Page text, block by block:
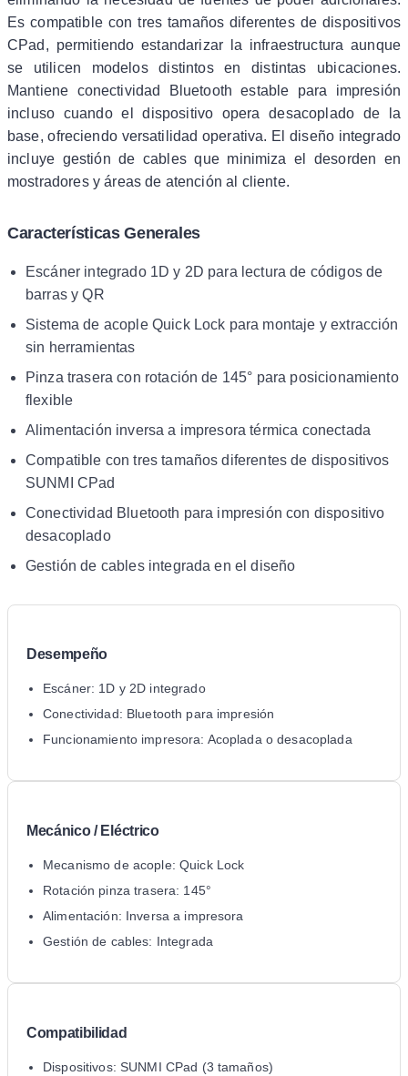
Es compatible con tres tamaños diferentes de dispositivos
CPad, permitiendo estandarizar la infraestructura aunque
se utilicen modelos distintos en distintas ubicaciones.
Mantiene conectividad Bluetooth estable para impresión
incluso cuando el dispositivo opera desacoplado de la
base, ofreciendo versatilidad operativa. El diseño integrado
incluye gestión de cables que minimiza el desorden en
mostradores y áreas de atención al cliente.
Características Generales
Escáner integrado 1D y 2D para lectura de códigos de
barras y QR
Sistema de acople Quick Lock para montaje y extracción
sin herramientas
Pinza trasera con rotación de 145° para posicionamiento
flexible
Alimentación inversa a impresora térmica conectada
Compatible con tres tamaños diferentes de dispositivos
SUNMI CPad
Conectividad Bluetooth para impresión con dispositivo
desacoplado
Gestión de cables integrada en el diseño
Desempeño
Escáner: 1D y 2D integrado
Conectividad: Bluetooth para impresión
Funcionamiento impresora: Acoplada o desacoplada
Mecánico / Eléctrico
Mecanismo de acople: Quick Lock
Rotación pinza trasera: 145°
Alimentación: Inversa a impresora
Gestión de cables: Integrada
Compatibilidad
Dispositivos: SUNMI CPad (3 tamaños)